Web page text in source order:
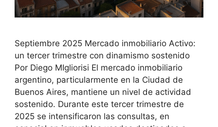
Septiembre 2025 Mercado inmobiliario Activo:
un tercer trimestre con dinamismo sostenido
Por Diego MIgliorisi El mercado inmobiliario
argentino, particularmente en la Ciudad de
Buenos Aires, mantiene un nivel de actividad
sostenido. Durante este tercer trimestre de
2025 se intensificaron las consultas, en